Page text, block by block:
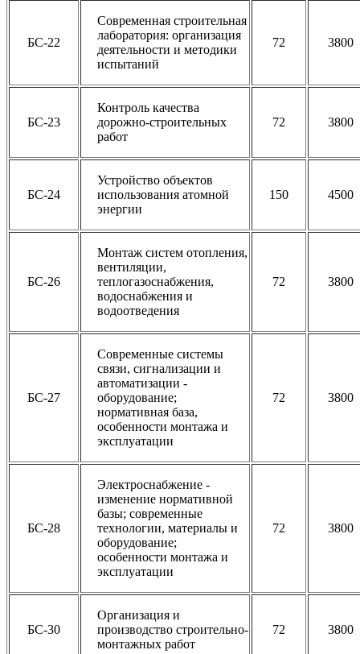
БС-22
Современная строительная
лаборатория: организация
деятельности и методики
испытаний
72 3800
БС-23
Контроль качества
дорожно-строительных
работ
72 3800
БС-24
Устройство объектов
использования атомной
энергии
150 4500
БС-26
Монтаж систем отопления,
вентиляции,
теплогазоснабжения,
водоснабжения и
водоотведения
72 3800
БС-27
Современные системы
связи, сигнализации и
автоматизации -
оборудование;
нормативная база,
особенности монтажа и
эксплуатации
72 3800
БС-28
Электроснабжение -
изменение нормативной
базы; современные
технологии, материалы и
оборудование;
особенности монтажа и
эксплуатации
72 3800
БС-30
Организация и
производство строительно-
монтажных работ
72 3800